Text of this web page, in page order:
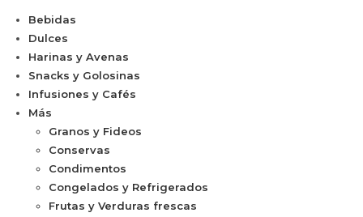
Bebidas
Dulces
Harinas y Avenas
Snacks y Golosinas
Infusiones y Cafés
Más
Granos y Fideos
Conservas
Condimentos
Congelados y Refrigerados
Frutas y Verduras frescas